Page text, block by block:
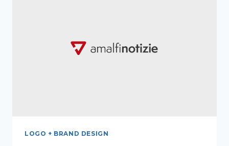
+
TOUR
LOGO + BRAND DESIGN